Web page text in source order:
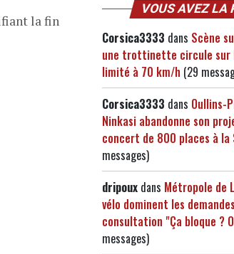
la fin
VOUS AVEZ LA
Corsica3333 dans Scène
une trottinette circule sur
limité à 70 km/h (29
Corsica3333 dans Oullins-
Ninkasi abandonne son
concert de 800 places à la
messages)
dripoux dans Métropole de
vélo dominent les
consultation "Ça bloque ?
messages)